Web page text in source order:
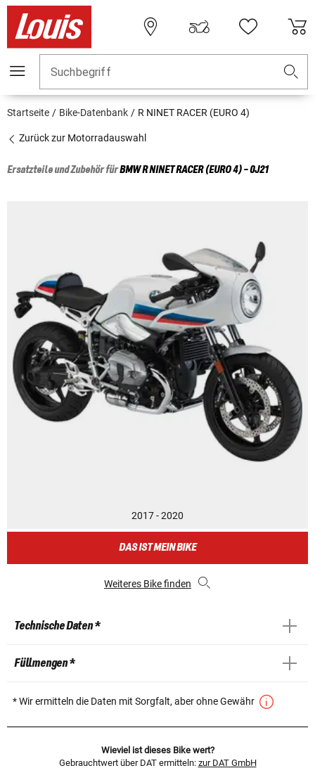
Suchbegriff
Startseite Bike-Datenbank R NINET RACER (EURO 4)
Zurück zur Motorradauswahl
Ersatzteile und Zubehör fürBMWR NINET RACER (EURO 4) - 0J21
2017 - 2020
DAS IST MEIN BIKE
Weiteres Bike finden
Technische Daten *
Füllmengen *
* Wir ermitteln die Daten mit Sorgfalt, aber ohne Gewähr
Wieviel ist dieses Bike wert?
Gebrauchtwert über DAT ermitteln: zur DAT GmbH